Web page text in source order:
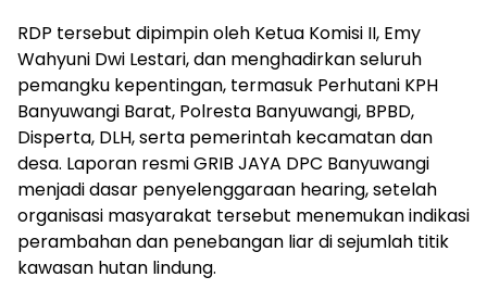
RDP tersebut dipimpin oleh Ketua Komisi II, Emy
Wahyuni Dwi Lestari, dan menghadirkan seluruh
pemangku kepentingan, termasuk Perhutani KPH
Banyuwangi Barat, Polresta Banyuwangi, BPBD,
Disperta, DLH, serta pemerintah kecamatan dan
desa. Laporan resmi GRIB JAYA DPC Banyuwangi
menjadi dasar penyelenggaraan hearing, setelah
organisasi masyarakat tersebut menemukan indikasi
perambahan dan penebangan liar di sejumlah titik
kawasan hutan lindung.